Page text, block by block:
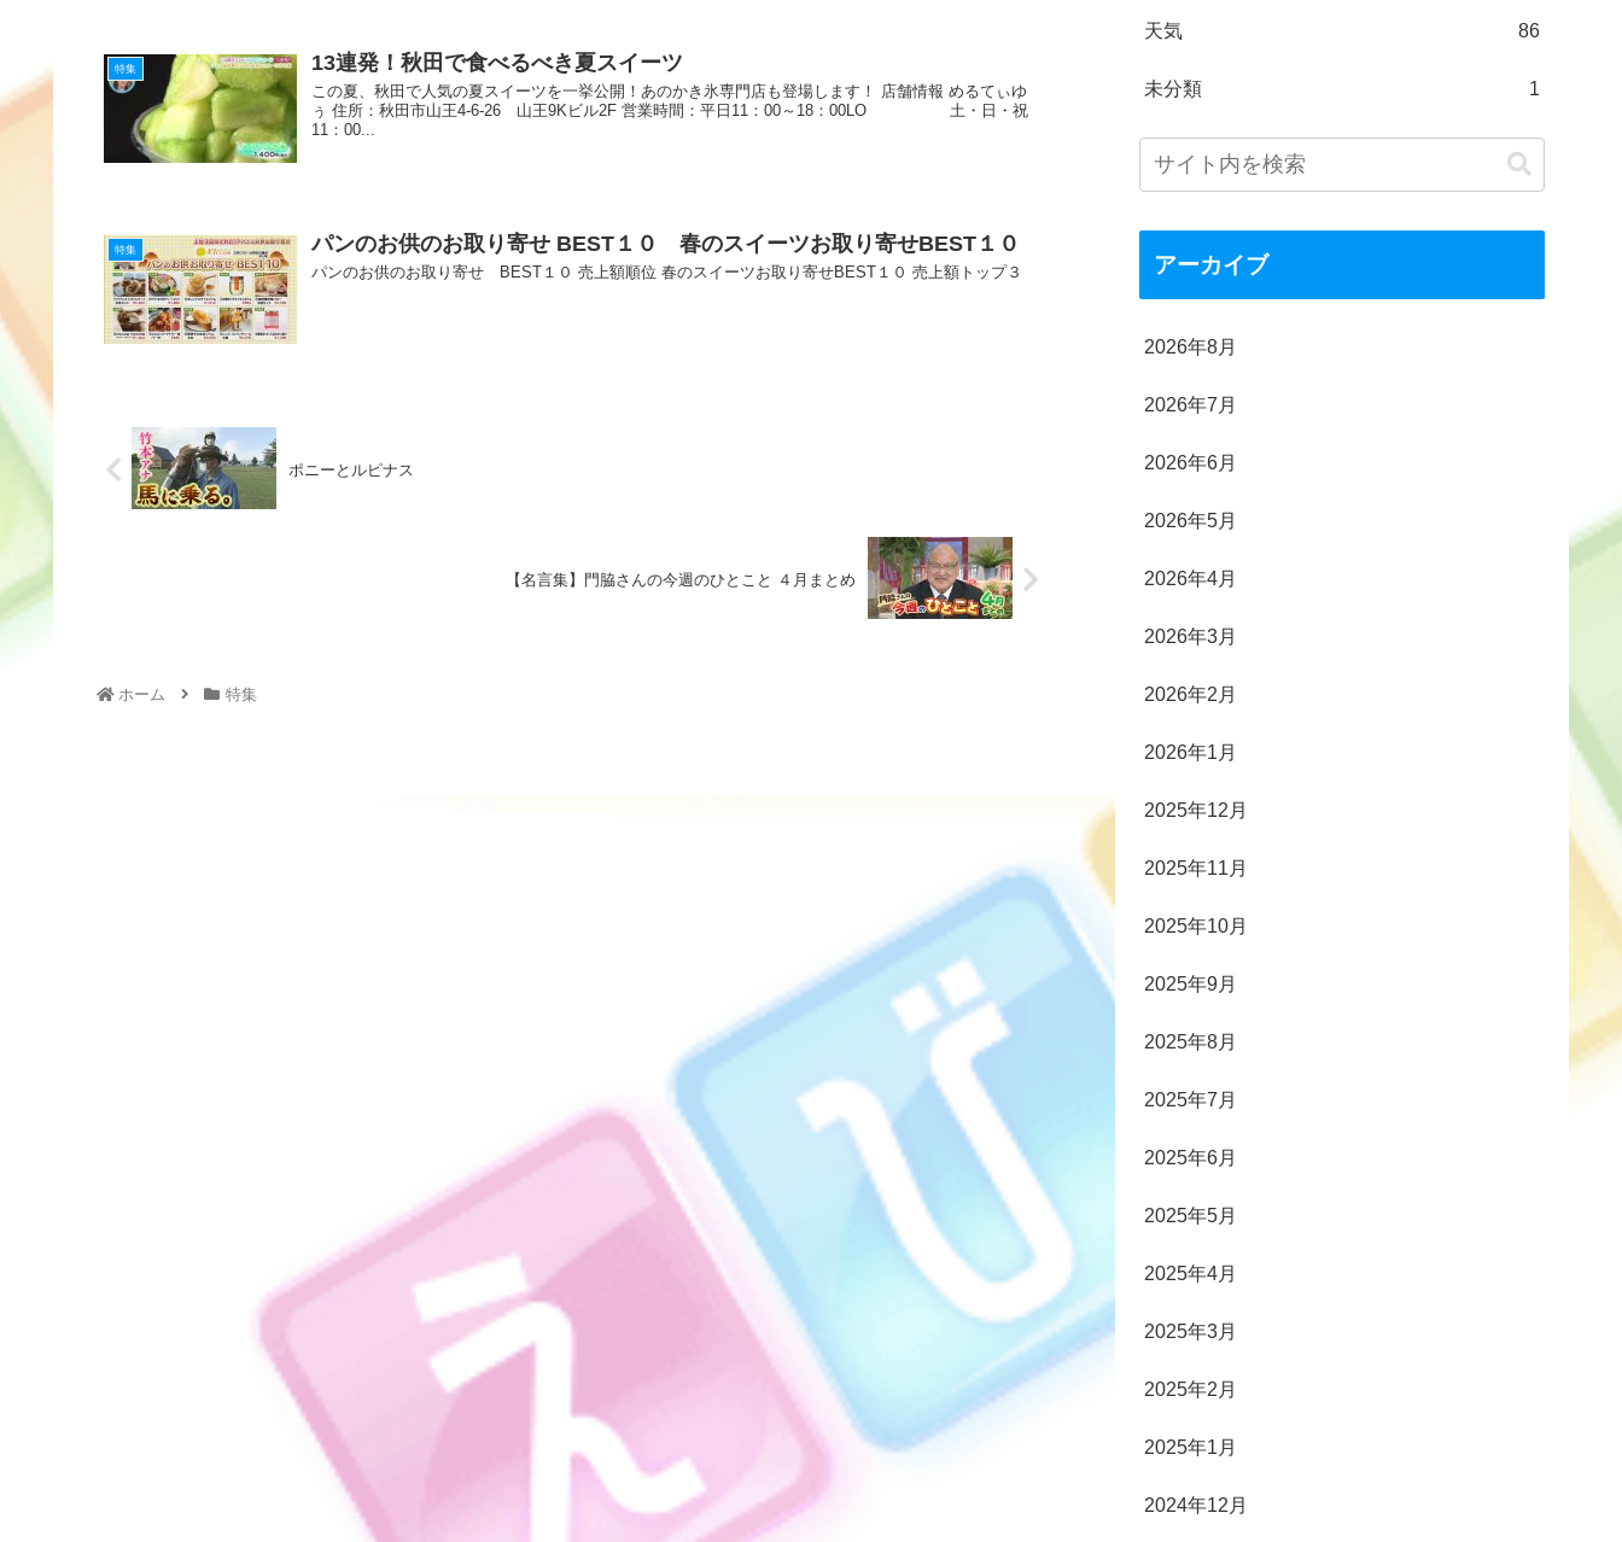
特集 13連発！秋田で食べるべき夏スイーツ
この夏、秋田で人気の夏スイーツを一挙公開！あのかき氷専門店も登場します！ 店舗情報 めるてぃゆ
ぅ 住所：秋田市山王4-6-26 山王9Kビル2F 営業時間：平日11：00～18：00LO 土・日・祝
11：00...
特集 パンのお供のお取り寄せ BEST１０ 春のスイーツお取り寄せBEST１０
パンのお供のお取り寄せ BEST１０ 売上額順位 春のスイーツお取り寄せBEST１０ 売上額トップ３
ポニーとルピナス
【名言集】門脇さんの今週のひとこと ４月まとめ
ホーム 特集
天気 86
未分類 1
アーカイブ
2026年8月
2026年7月
2026年6月
2026年5月
2026年4月
2026年3月
2026年2月
2026年1月
2025年12月
2025年11月
2025年10月
2025年9月
2025年8月
2025年7月
2025年6月
2025年5月
2025年4月
2025年3月
2025年2月
2025年1月
2024年12月